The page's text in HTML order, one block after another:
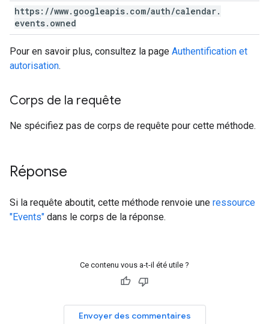
https: //www. googleapis. com/auth/calendar.
events. owned
Pour en savoir plus, consultez la page Authentification et
autorisation.
Corps de la requête
Ne spécifiez pas de corps de requête pour cette méthode.
Réponse
Si la requête aboutit, cette méthode renvoie une ressource
"Events" dans le corps de la réponse.
Ce contenu vous a-t-il été utile ?
Envoyer des commentaires